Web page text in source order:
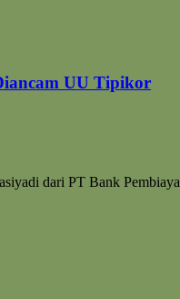
UU Tipikor
dari PT Bank